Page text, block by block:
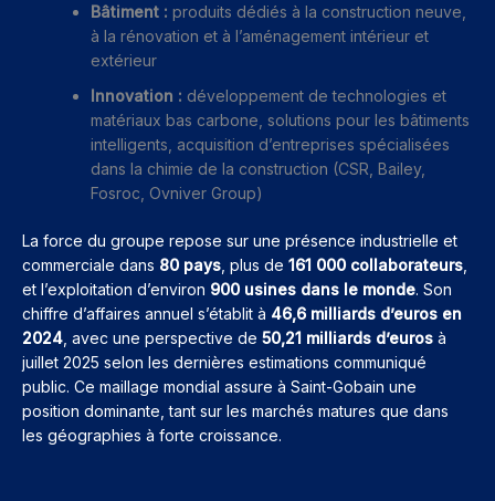
Bâtiment : produits dédiés à la construction neuve,
à la rénovation et à l’aménagement intérieur et
extérieur
Innovation : développement de technologies et
matériaux bas carbone, solutions pour les bâtiments
intelligents, acquisition d’entreprises spécialisées
dans la chimie de la construction (CSR, Bailey,
Fosroc, Ovniver Group)
La force du groupe repose sur une présence industrielle et
commerciale dans 80 pays , plus de 161 000 collaborateurs
et l’exploitation d’environ 900 usines dans le monde. Son
chiffre d’affaires annuel s’établit à 46,6 milliards d’euros en
2024 , avec une perspective de 50,21 milliards d’euros à
juillet 2025 selon les dernières estimations communiqué
public. Ce maillage mondial assure à Saint-Gobain une
position dominante, tant sur les marchés matures que dans
les géographies à forte croissance.